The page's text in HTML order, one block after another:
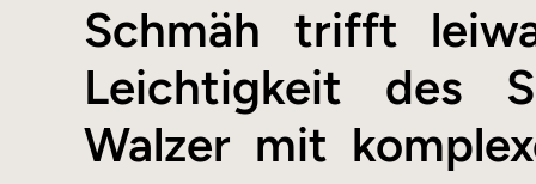
Schmäh trifft
Leichtigkeit des
Walzer mit